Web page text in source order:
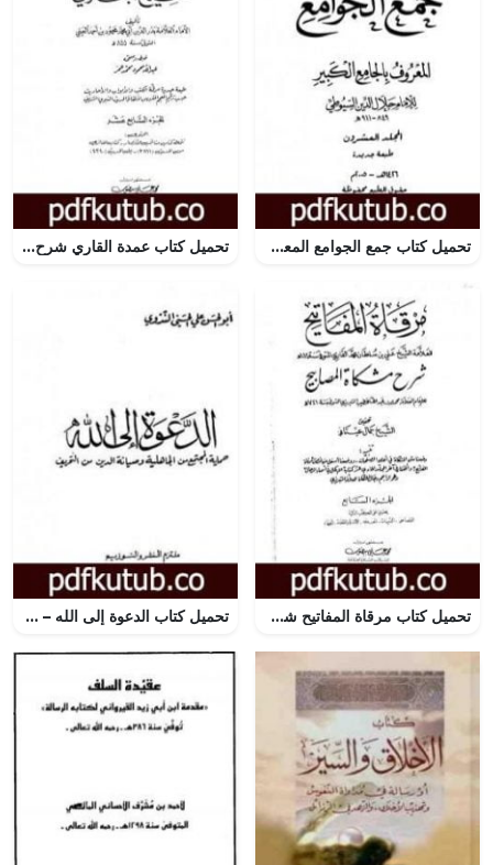
تحميل كتاب جمع الجوامع المعروف بالجامع الكبير – المجلد العشرون PDF تأليف جلال الدين السيوطي مجانا [كامل] تحميل كتاب عمدة القاري شرح البخاري – الجزء السابع عشر PDF تأليف بدر الدين العيني مجانا [كامل]
تحميل كتاب مرقاة المفاتيح شرح مشكاة المصابيح – الجزء السابع PDF تأليف الملا على القاري مجانا [كامل] تحميل كتاب الدعوة إلى الله – حماية المجتمع من الجاهلية وصيانة الدين من التحريف PDF تأليف أبو الحسن الندوي مجانا [كامل]